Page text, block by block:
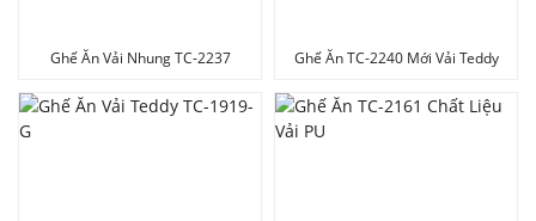
Ghế Ăn Vải Nhung TC-2237 Ghế Ăn TC-2240 Mới Vải Teddy